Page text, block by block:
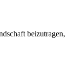
beizutragen,